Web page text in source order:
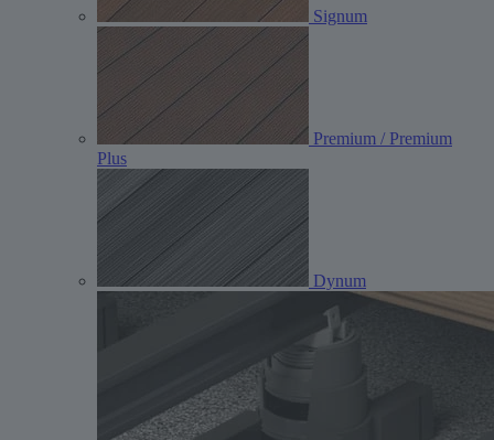
Signum
Premium / Premium
Plus
Dynum